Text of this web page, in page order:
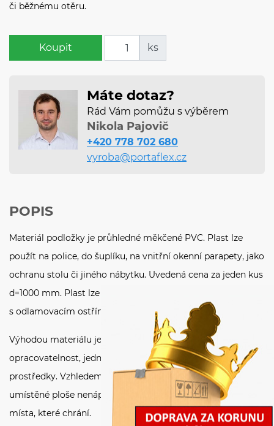
či běžnému otěru.
Koupit ks
Máte dotaz?
Rád Vám pomůžu s výběrem
Nikola Pajovič
+420 778 702 680
vyroba@portaflex.cz
POPIS
Materiál podložky je průhledné měkčené PVC. Plast lze
použít na police, do šuplíku, na vnitřní okenní parapety, jako
ochranu stolu či jiného nábytku. Uvedená cena za jeden kus
d=1000 mm. Plast lze dále rozměrově upravit pomocí nože
s odlamovacím ostřím.
Výhodou materiálu je velká ohebnost, snadná
opracovatelnost, jednoduchá čistitelnost neabrazivními
prostředky. Vzhledem k vysoké transparentnosti působí na
umístěné ploše nenápadně a nenarušuje vizuální vzhled
místa, které chrání.